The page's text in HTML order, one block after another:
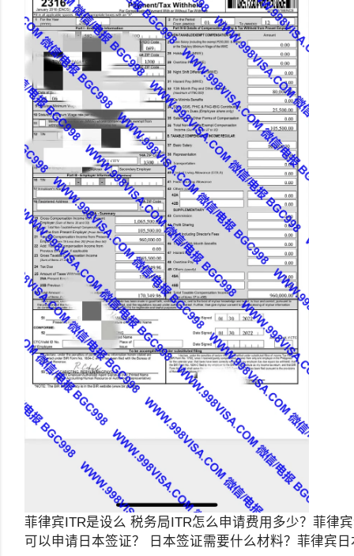
菲律宾ITR是设么 税务局ITR怎么申请费用多少？菲律
可以申请日本签证？ 日本签证需要什么材料？菲律宾